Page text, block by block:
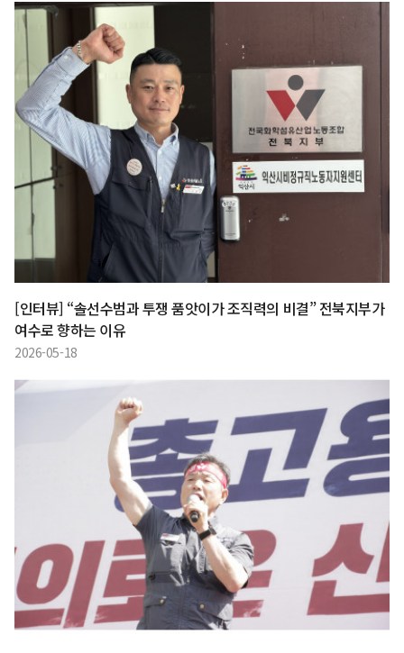
[인터뷰] “솔선수범과 투쟁 품앗이가 조직력의 비결” 전북지부가
여수로 향하는 이유
2026-05-18